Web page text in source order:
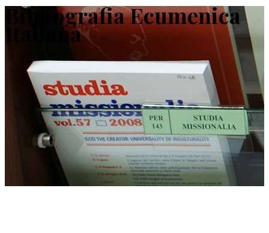
Bibliografia Ecumenica
Italiana